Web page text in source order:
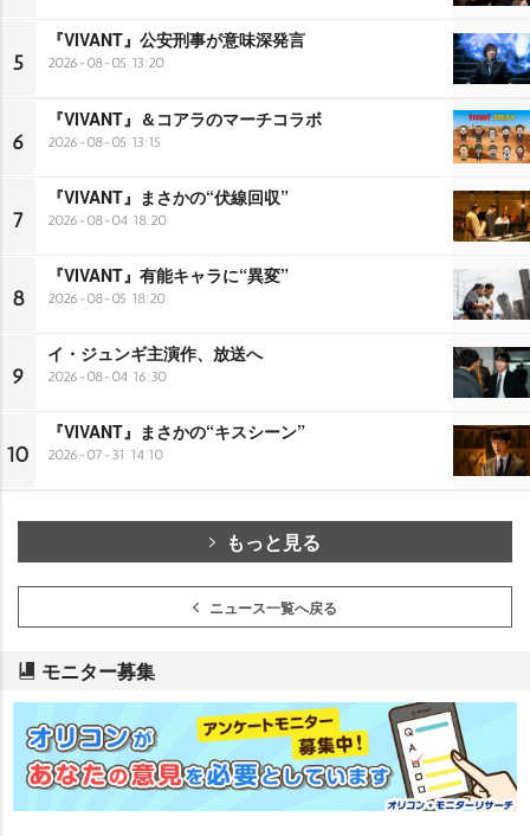
5
『VIVANT』公安刑事が意味深発言
2026-08-05 13:20
6
『VIVANT』＆コアラのマーチコラボ
2026-08-05 13:15
7
『VIVANT』まさかの“伏線回収”
2026-08-04 18:20
8
『VIVANT』有能キャラに“異変”
2026-08-05 18:20
9
イ・ジュンギ主演作、放送へ
2026-08-04 16:30
10
『VIVANT』まさかの“キスシーン”
2026-07-31 14:10
もっと見る
ニュース一覧へ戻る
モニター募集